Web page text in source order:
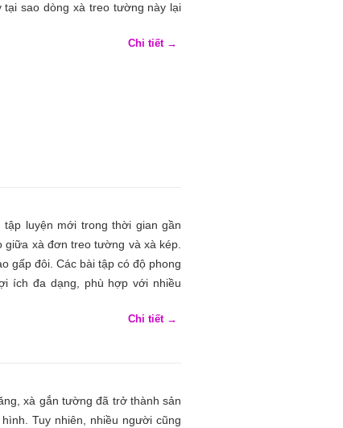
tại sao dòng xà treo tường này lại
Chi tiết →
luyện mới trong thời gian gần
xà đơn treo tường và xà kép.
gấp đôi. Các bài tập có độ phong
ích đa dạng, phù hợp với nhiều
Chi tiết →
xà gắn tường đã trở thành sản
Tuy nhiên, nhiều người cũng